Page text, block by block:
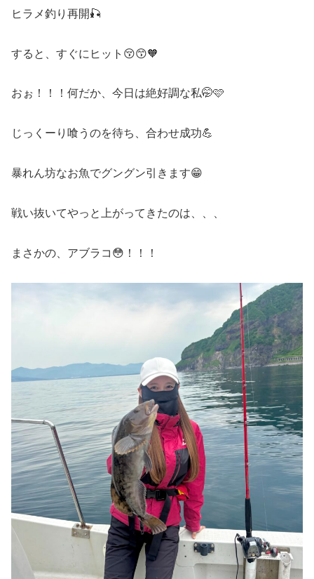
ヒラメ釣り再開🎣
すると、すぐにヒット😚😙🧡
おぉ！！！何だか、今日は絶好調な私🤭🩷
じっくーり喰うのを待ち、合わせ成功💪
暴れん坊なお魚でグングン引きます😁
戦い抜いてやっと上がってきたのは、、、
まさかの、アブラコ😳！！！